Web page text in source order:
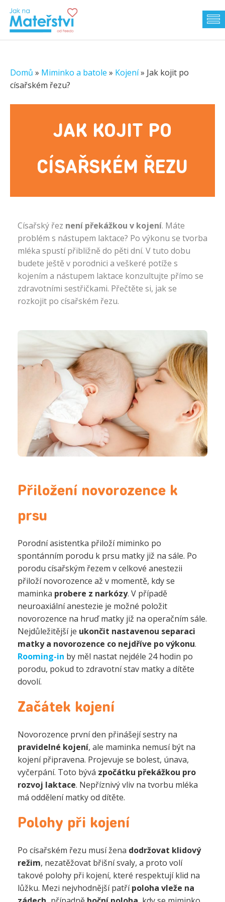
Domů » Miminko a batole » Kojení» Jak kojit po
císařském řezu?
JAK KOJIT PO
CÍSAŘSKÉM ŘEZU
Císařský řez není překážkou v kojení. Máte
problém s nástupem laktace? Po výkonu se tvorba
mléka spustí přibližně do pěti dní. V tuto dobu
budete ještě v porodnici a veškeré potíže s
kojením a nástupem laktace konzultujte přímo se
zdravotními sestřičkami. Přečtěte si, jak se
rozkojit po císařském řezu.
Přiložení novorozence k
prsu
Porodní asistentka přiloží miminko po
spontánním porodu k prsu matky již na sále. Po
porodu císařským řezem v celkové anestezii
přiloží novorozence až v momentě, kdy se
maminka probere z narkózy. V případě
neuroaxiální anestezie je možné položit
novorozence na hruď matky již na operačním sále.
Nejdůležitější je ukončit nastavenou separaci
matky a novorozence co nejdříve po výkonu.
Rooming-in by měl nastat nejdéle 24 hodin po
porodu, pokud to zdravotní stav matky a dítěte
dovolí.
Začátek kojení
Novorozence první den přinášejí sestry na
pravidelné kojení, ale maminka nemusí být na
kojení připravena. Projevuje se bolest, únava,
vyčerpání. Toto bývá zpočátku překážkou pro
rozvoj laktace. Nepříznivý vliv na tvorbu mléka
má oddělení matky od dítěte.
Polohy při kojení
Po císařském řezu musí žena dodržovat klidový
režim, nezatěžovat břišní svaly, a proto volí
takové polohy při kojení, které respektují klid na
lůžku. Mezi nejvhodnější patřípoloha vleže na